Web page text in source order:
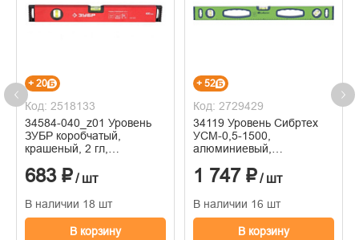
+ 20
Код: 2518133
34584-040_z01 Уровень
ЗУБР коробчатый,
крашеный, 2 гл,
поверхность, 40см
683 ₽/ шт
В наличии 18 шт
В корзину
+ 52
Код: 2729429
34119 Уровень Сибртех
УСМ-0,5-1500,
алюминиевый,
магнитный,1500 мм
1 747 ₽/ шт
В наличии 16 шт
В корзину